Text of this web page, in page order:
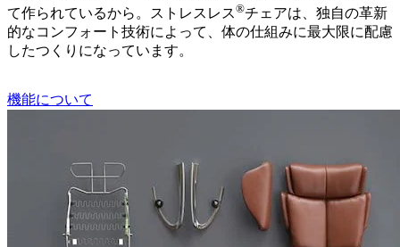
て作られているから。ストレスレス®チェアは、独自の革新
的なコンフォート技術によって、体の仕組みに最大限に配慮
したつくりになっています。
機能について